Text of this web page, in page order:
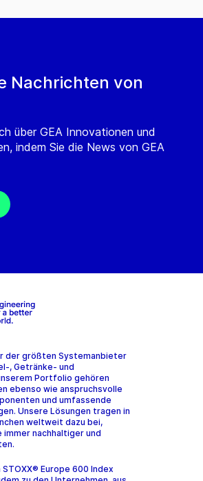
Nachrichten von
über GEA Innovationen und
indem Sie die News von GEA
der größten Systemanbieter
, Getränke- und
Portfolio gehören
ebenso wie anspruchsvolle
und umfassende
Unsere Lösungen tragen in
weltweit dazu bei,
nachhaltiger und
STOXX® Europe 600 Index